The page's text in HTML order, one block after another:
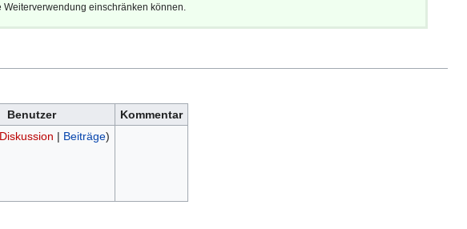
einschränken können.
Benutzer
Kommentar
| Beiträge)